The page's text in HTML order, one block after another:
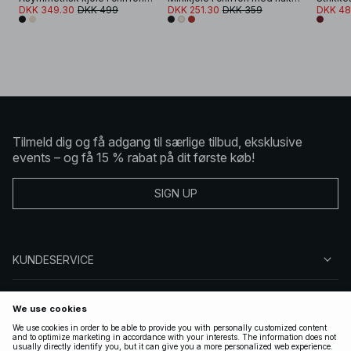
DKK 349.30 DKK 499
DKK 251.30 DKK 359 DKK
Tilmeld dig og få adgang til særlige tilbud, eksklusive
events – og få 15 % rabat på dit første køb!
SIGN UP
KUNDESERVICE
FØLG OS